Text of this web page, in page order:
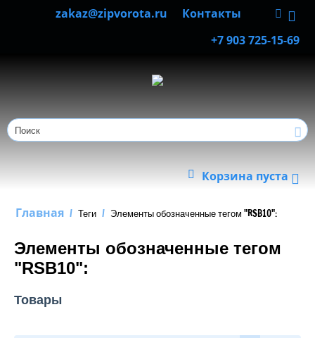
Контакты
zakaz@zipvorota.ru
+7 903 725-15-69
Корзина пуста
Главная / Теги / Элементы обозначенные тегом "RSB10":
Элементы обозначенные тегом
"RSB10":
Товары